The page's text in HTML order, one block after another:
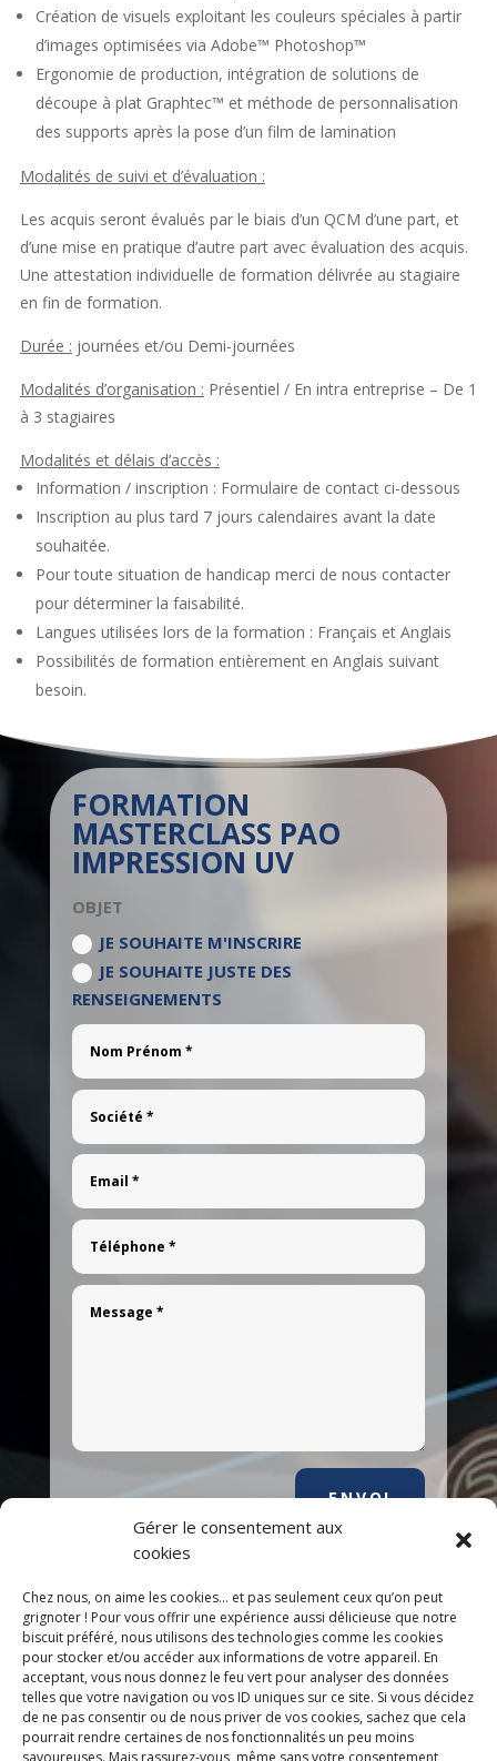
Gérer le consentement aux
cookies
Chez nous, on aime les cookies... et pas seulement ceux qu’on peut
grignoter ! Pour vous offrir une expérience aussi délicieuse que notre
biscuit préféré, nous utilisons des technologies comme les cookies
pour stocker et/ou accéder aux informations de votre appareil. En
acceptant, vous nous donnez le feu vert pour analyser des données
telles que votre navigation ou vos ID uniques sur ce site. Si vous décidez
de ne pas consentir ou de nous priver de vos cookies, sachez que cela
pourrait rendre certaines de nos fonctionnalités un peu moins
savoureuses. Mais rassurez-vous, même sans votre consentement,
Création de visuels exploitant les couleurs spéciales à partir
d’images optimisées via Adobe™ Photoshop™
Ergonomie de production, intégration de solutions de
découpe à plat Graphtec™ et méthode de personnalisation
des supports après la pose d’un film de lamination
Modalités de suivi et d’évaluation :
Les acquis seront évalués par le biais d’un QCM d’une part, et
d’une mise en pratique d’autre part avec évaluation des acquis.
Une attestation individuelle de formation délivrée au stagiaire
en fin de formation.
Durée : journées et/ou Demi-journées
Modalités d’organisation : Présentiel / En intra entreprise – De 1
à 3 stagiaires
Modalités et délais d’accès :
Information / inscription : Formulaire de contact ci-dessous
Inscription au plus tard 7 jours calendaires avant la date
souhaitée.
Pour toute situation de handicap merci de nous contacter
pour déterminer la faisabilité.
Langues utilisées lors de la formation : Français et Anglais
Possibilités de formation entièrement en Anglais suivant
besoin.
FORMATION
MASTERCLASS PAO
IMPRESSION UV
OBJET
JE SOUHAITE M'INSCRIRE
JE SOUHAITE JUSTE DES
RENSEIGNEMENTS
ENVOI
Suivez-nous